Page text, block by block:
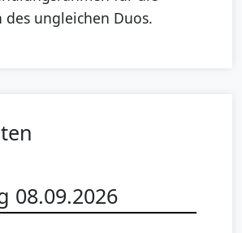
ungleichen Duos.
08.09.2026